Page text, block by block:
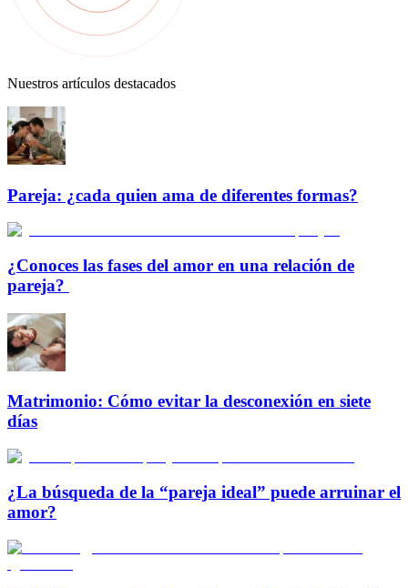
Nuestros artículos destacados
Pareja: ¿cada quien ama de diferentes formas?
¿Conoces las fases del amor en una relación de
pareja?
Matrimonio: Cómo evitar la desconexión en siete
días
¿La búsqueda de la “pareja ideal” puede arruinar el
amor?